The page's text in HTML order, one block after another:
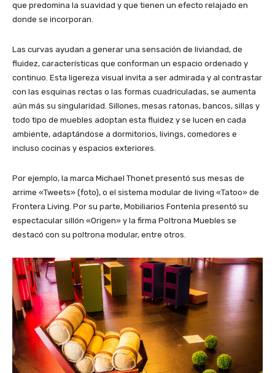
que predomina la suavidad y que tienen un efecto relajado en
donde se incorporan.
Las curvas ayudan a generar una sensación de liviandad, de
fluidez, características que conforman un espacio ordenado y
continuo. Esta ligereza visual invita a ser admirada y al contrastar
con las esquinas rectas o las formas cuadriculadas, se aumenta
aún más su singularidad. Sillones, mesas ratonas, bancos, sillas y
todo tipo de muebles adoptan esta fluidez y se lucen en cada
ambiente, adaptándose a dormitorios, livings, comedores e
incluso cocinas y espacios exteriores.
Por ejemplo, la marca Michael Thonet presentó sus mesas de
arrime «Tweets» (foto), o el sistema modular de living «Tatoo» de
Frontera Living. Por su parte, Mobiliarios Fontenla presentó su
espectacular sillón «Origen» y la firma Poltrona Muebles se
destacó con su poltrona modular, entre otros.